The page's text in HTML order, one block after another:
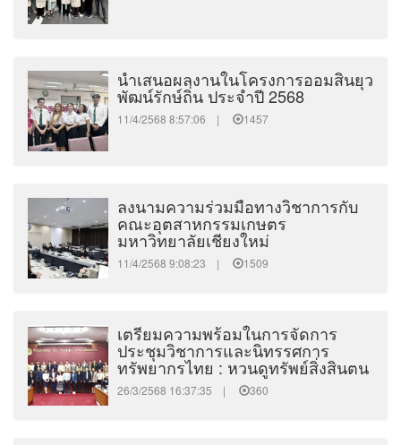
นำเสนอผลงานในโครงการออมสินยุว
พัฒน์รักษ์ถิ่น ประจำปี 2568
11/4/2568 8:57:06 | 1457
ลงนามความร่วมมือทางวิชาการกับ
คณะอุตสาหกรรมเกษตร
มหาวิทยาลัยเชียงใหม่
11/4/2568 9:08:23 | 1509
เตรียมความพร้อมในการจัดการ
ประชุมวิชาการและนิทรรศการ
ทรัพยากรไทย : หวนดูทรัพย์สิ่งสินตน
26/3/2568 16:37:35 | 360